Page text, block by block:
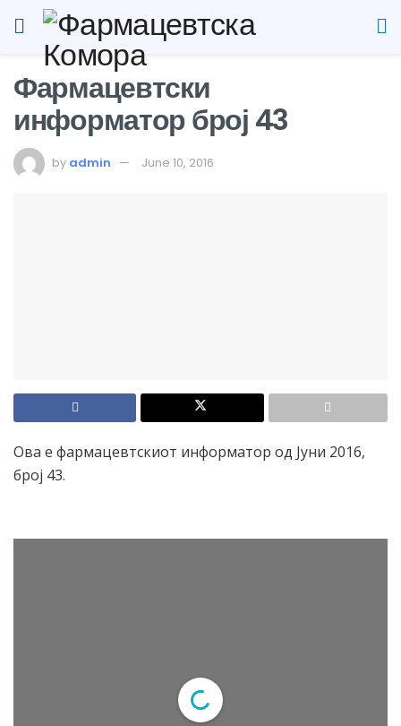
Фармацевтски
информатор број 43
by admin June 10, 2016
Ова е фармацевтскиот информатор од Јуни 2016,
број 43.